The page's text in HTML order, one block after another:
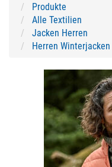
Produkte
Alle Textilien
Jacken Herren
Herren Winterjacken
Previous